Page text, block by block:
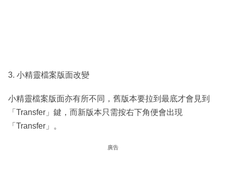
3. 小精靈檔案版面改變
小精靈檔案版面亦有所不同，舊版本要拉到最底才會見到
「Transfer」鍵，而新版本只需按右下角便會出現
「Transfer」。
廣告